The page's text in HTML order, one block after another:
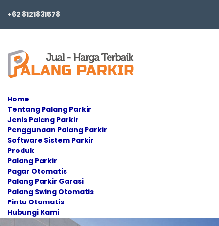
+62 8121831578
Home
Tentang Palang Parkir
Jenis Palang Parkir
Penggunaan Palang Parkir
Software Sistem Parkir
Produk
Palang Parkir
Pagar Otomatis
Palang Parkir Garasi
Palang Swing Otomatis
Pintu Otomatis
Hubungi Kami